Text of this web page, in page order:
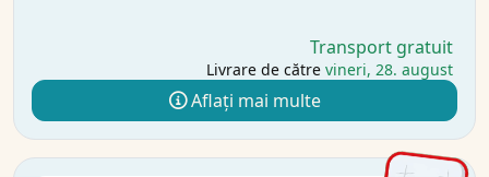
Transport gratuit
Livrare de către vineri, 28. august
Aflați mai multe